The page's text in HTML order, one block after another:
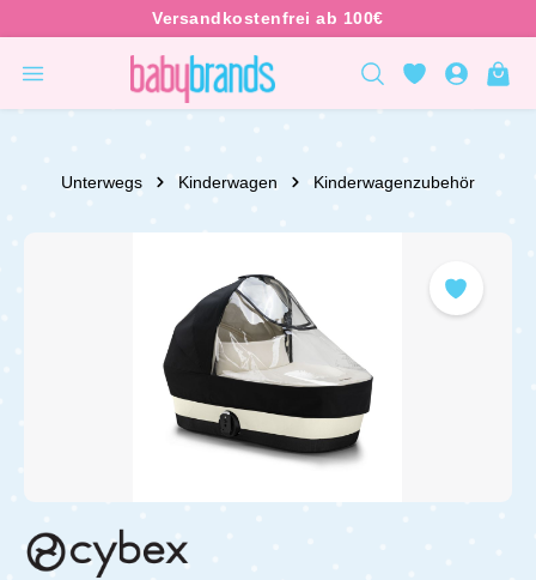
Unterwegs Kinderwagen Kinderwagenzubehör